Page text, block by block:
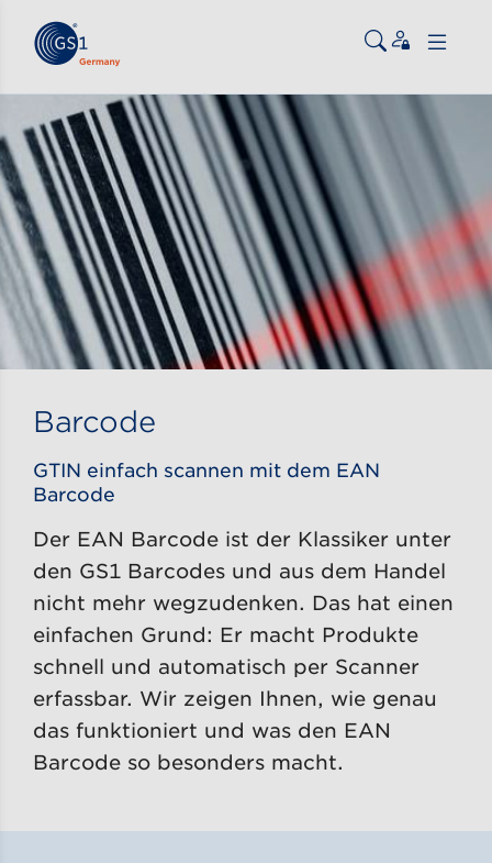
Barcode
GTIN einfach scannen mit dem EAN
Barcode
Der EAN Barcode ist der Klassiker unter
den GS1 Barcodes und aus dem Handel
nicht mehr wegzudenken. Das hat einen
einfachen Grund: Er macht Produkte
schnell und automatisch per Scanner
erfassbar. Wir zeigen Ihnen, wie genau
das funktioniert und was den EAN
Barcode so besonders macht.